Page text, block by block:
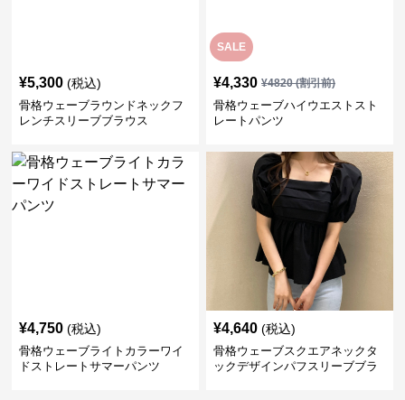
¥5,300 (税込)
骨格ウェーブラウンドネックフ
レンチスリーブブラウス
SALE
¥4,330 ¥4820(割引前)
骨格ウェーブハイウエストスト
レートパンツ
¥4,750 (税込)
骨格ウェーブライトカラーワイ
ドストレートサマーパンツ
¥4,640 (税込)
骨格ウェーブスクエアネックタ
ックデザインパフスリーブブラ